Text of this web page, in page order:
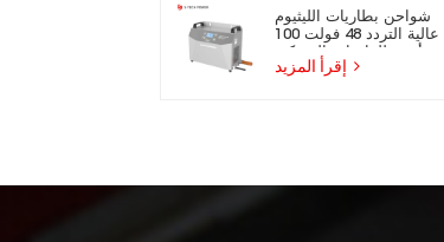
شواحن بطاريات الليثيوم
عالية التردد 48 فولت 100
أمبير للرافعات الشوكية